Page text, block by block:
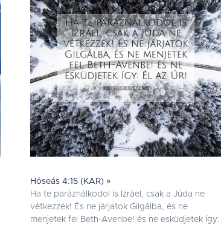
Hóseás 4:15 (KAR) »
Ha te paráználkodol is Izráel, csak a Júda ne
vétkezzék! És ne járjatok Gilgálba, és ne
menjetek fel Beth-Avenbe! és ne esküdjetek így: